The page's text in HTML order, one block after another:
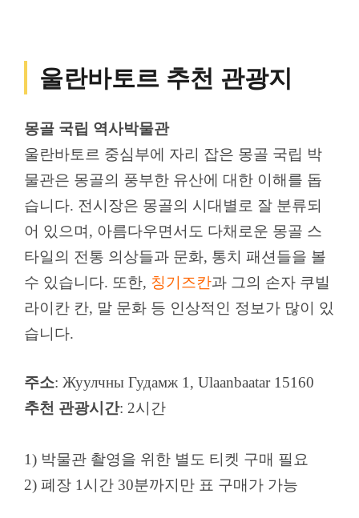
울란바토르 추천 관광지
몽골 국립 역사박물관
울란바토르 중심부에 자리 잡은 몽골 국립 박
물관은 몽골의 풍부한 유산에 대한 이해를 돕
습니다. 전시장은 몽골의 시대별로 잘 분류되
어 있으며, 아름다우면서도 다채로운 몽골 스
타일의 전통 의상들과 문화, 통치 패션들을 볼
수 있습니다. 또한, 칭기즈칸과 그의 손자 쿠빌
라이칸 칸, 말 문화 등 인상적인 정보가 많이 있
습니다.
주소: Жуулчны Гудамж 1, Ulaanbaatar 15160
추천 관광시간: 2시간
1) 박물관 촬영을 위한 별도 티켓 구매 필요
2) 폐장 1시간 30분까지만 표 구매가 가능